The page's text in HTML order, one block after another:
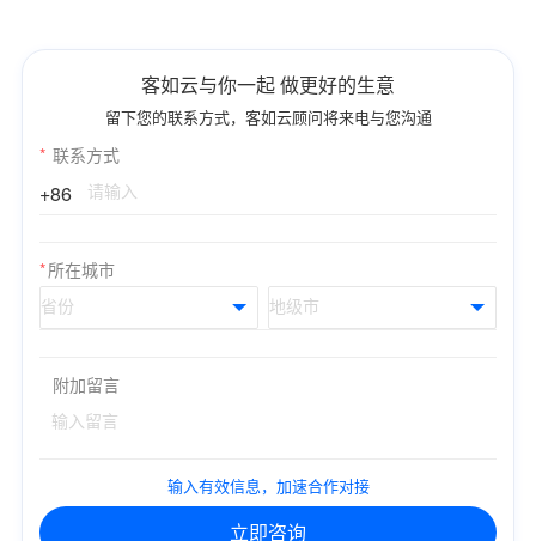
客如云与你一起 做更好的生意
留下您的联系方式，客如云顾问将来电与您沟通
* 联系方式
+86
*所在城市
附加留言
输入有效信息，加速合作对接
立即咨询